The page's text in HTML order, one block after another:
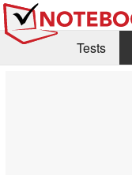
Tests